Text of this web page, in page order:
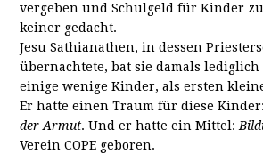
vergeben und Schulgeld für Kinder
keiner gedacht.
Jesu Sathianathen, in dessen
übernachtete, bat sie damals
einige wenige Kinder, als ersten
Er hatte einen Traum für diese
der Armut. Und er hatte ein Mittel:
Verein COPE geboren.